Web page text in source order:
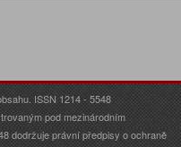
ISSN 1214 - 5548
pod mezinárodním
dodržuje právní předpisy o ochraně